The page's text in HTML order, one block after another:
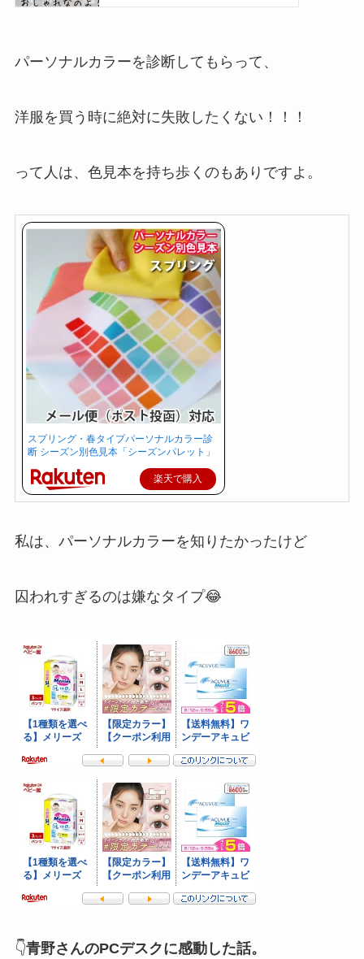
パーソナルカラーを診断してもらって、
洋服を買う時に絶対に失敗したくない！！！
って人は、色見本を持ち歩くのもありですよ。
スプリング・春タイプパーソナルカラー診
断 シーズン別色見本「シーズンパレット」
楽天で購入
私は、パーソナルカラーを知りたかったけど
囚われすぎるのは嫌なタイプ😂
👇青野さんのPCデスクに感動した話。